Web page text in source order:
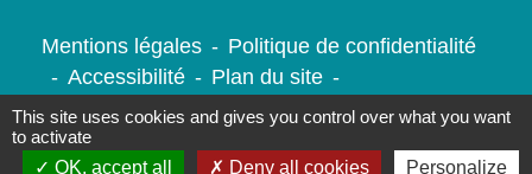
Mentions légales - Politique de confidentialité
- Accessibilité - Plan du site -
Gestion des cookies
This site uses cookies and gives you control over what you want
to activate
OK, accept all
Deny all cookies Personalize